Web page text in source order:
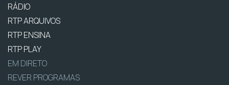
RÁDIO
RTP ARQUIVOS
RTP ENSINA
RTP PLAY
EM DIRETO
REVER PROGRAMAS